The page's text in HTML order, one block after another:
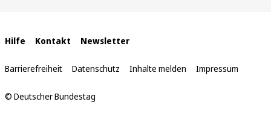
Interne
Links
Hilfe Kontakt Newsletter
Barrierefreiheit Datenschutz Inhalte melden Impressum
© Deutscher Bundestag